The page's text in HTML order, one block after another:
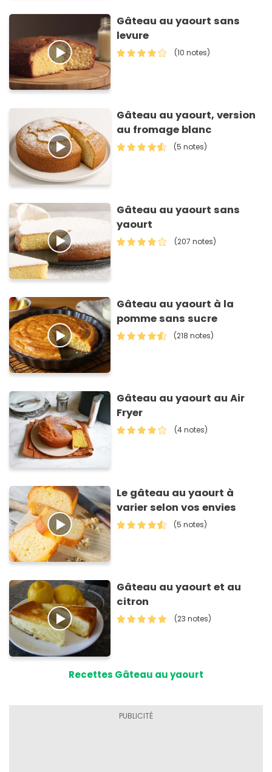
Gâteau au yaourt sans
levure
(10 notes)
Gâteau au yaourt, version
au fromage blanc
(5 notes)
Gâteau au yaourt sans
yaourt
(207 notes)
Gâteau au yaourt à la
pomme sans sucre
(218 notes)
Gâteau au yaourt au Air
Fryer
(4 notes)
Le gâteau au yaourt à
varier selon vos envies
(5 notes)
Gâteau au yaourt et au
citron
(23 notes)
Recettes Gâteau au yaourt